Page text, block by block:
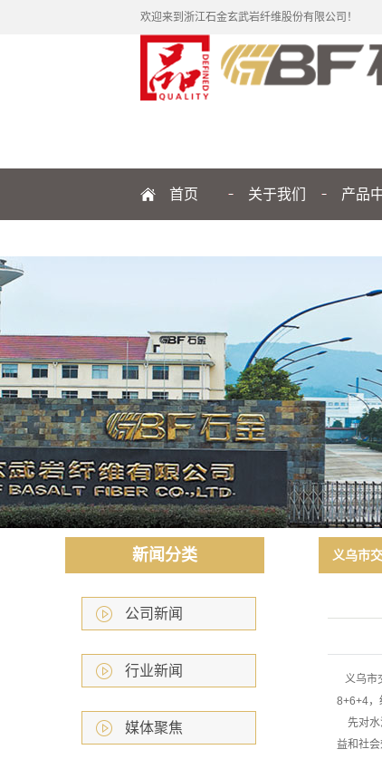
欢迎来到浙江石金玄武岩纤维股份有限公司！
首页 关于我们
发展历程
品牌解读
管理团队
研发力量
领导致辞
厂房环境
诚信报告
产品
新闻分类
公司新闻
行业新闻
媒体聚焦
义乌市
义乌市
8+6+4，
先对水
益和社会